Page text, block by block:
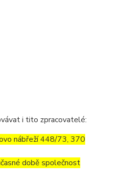
i tito zpracovatelé:
nábřeží 448/73, 370
době společnost